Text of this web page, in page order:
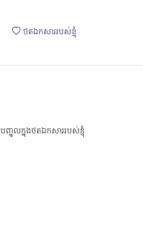
ថតឯកសាររបស់ខ្ញុំ
បញ្ចូលក្នុងថតឯកសាររបស់ខ្ញុំ